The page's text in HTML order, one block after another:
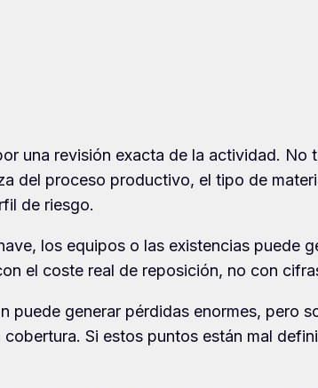
una revisión exacta de la actividad. No
del proceso productivo, el tipo de
de riesgo.
los equipos o las existencias puede
el coste real de reposición, no con
generar pérdidas enormes, pero
Si estos puntos están mal